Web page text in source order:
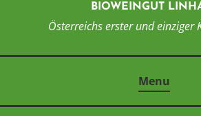
BIOWEINGUT
Österreichs erster und einziger
Menu